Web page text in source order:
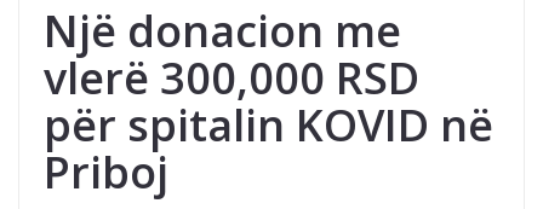
Një donacion me
vlerë 300,000 RSD
për spitalin KOVID në
Priboj